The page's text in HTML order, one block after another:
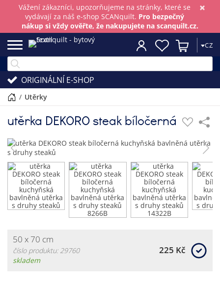
×
Vážení zákazníci, upozorňujeme na stránky, které se
vydávají za náš e-shop SCANquilt. Pro bezpečný
nákup si vždy ověřte, že nakupujete na scanquilt.cz.
CZ
ORIGINÁLNÍ E-SHOP
/ utěrky
utěrka DEKORO steak bíločerná
50 x 70 cm
číslo produktu: 29760
skladem
225 Kč